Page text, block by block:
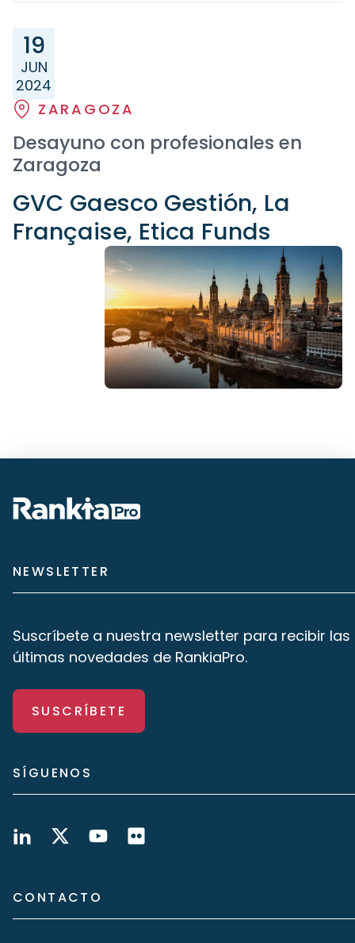
19
JUN
2024
ZARAGOZA
Desayuno con profesionales en
Zaragoza
GVC Gaesco Gestión, La
Française, Etica Funds
NEWSLETTER
Suscríbete a nuestra newsletter para recibir las
últimas novedades de RankiaPro.
SUSCRÍBETE
SÍGUENOS
CONTACTO